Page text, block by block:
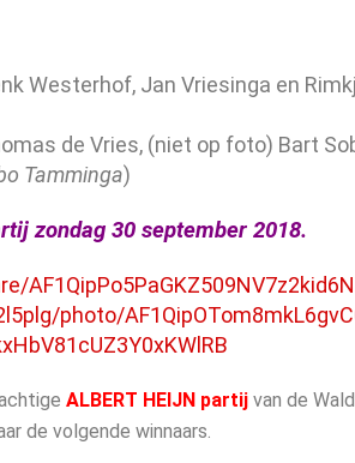
Westerhof, Jan Vriesinga en
de Vries, (niet op foto) Bart
Tamminga)
zondag 30 september 2018.
photo/
ALBERT HEIJN partij van de
de volgende winnaars.